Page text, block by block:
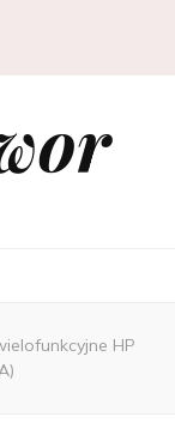
HP